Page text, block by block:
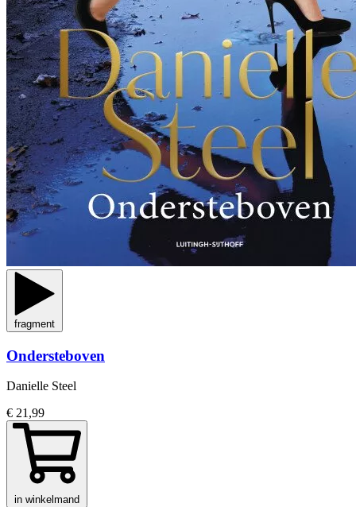
fragment
Ondersteboven
Danielle Steel
€ 21,99
in winkelmand